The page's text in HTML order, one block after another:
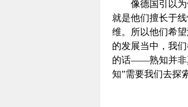
像德国引以为
就是他们擅长于
维。所以他们希
的发展当中，我
的话——熟知并非
知”需要我们去探